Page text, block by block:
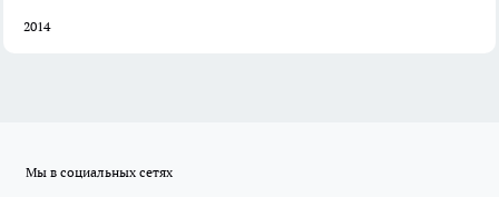
2014
Мы в социальных сетях